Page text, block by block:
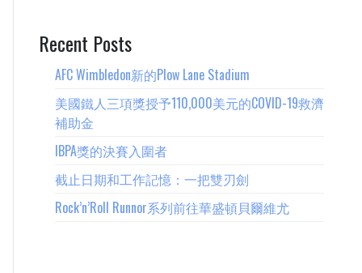
Recent Posts
AFC Wimbledon新的Plow Lane Stadium
美國鐵人三項獎授予110,000美元的COVID-19救濟
補助金
IBPA獎的決賽入圍者
截止日期和工作記憶：一把雙刃劍
Rock’n’Roll Runnor系列前往華盛頓貝爾維尤